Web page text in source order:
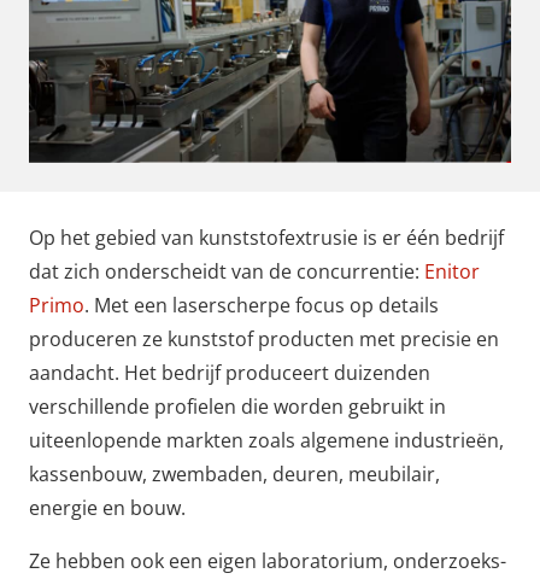
Op het gebied van kunststofextrusie is er één bedrijf
dat zich onderscheidt van de concurrentie: Enitor
Primo. Met een laserscherpe focus op details
produceren ze kunststof producten met precisie en
aandacht. Het bedrijf produceert duizenden
verschillende profielen die worden gebruikt in
uiteenlopende markten zoals algemene industrieën,
kassenbouw, zwembaden, deuren, meubilair,
energie en bouw.
Ze hebben ook een eigen laboratorium, onderzoeks-